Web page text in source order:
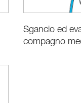
Sgancio ed
compagno